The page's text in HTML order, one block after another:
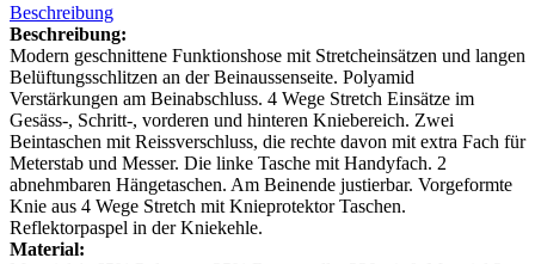
Beschreibung
Beschreibung:
Modern geschnittene Funktionshose mit Stretcheinsätzen und langen
Belüftungsschlitzen an der Beinaussenseite. Polyamid
Verstärkungen am Beinabschluss. 4 Wege Stretch Einsätze im
Gesäss-, Schritt-, vorderen und hinteren Kniebereich. Zwei
Beintaschen mit Reissverschluss, die rechte davon mit extra Fach für
Meterstab und Messer. Die linke Tasche mit Handyfach. 2
abnehmbaren Hängetaschen. Am Beinende justierbar. Vorgeformte
Knie aus 4 Wege Stretch mit Knieprotektor Taschen.
Reflektorpaspel in der Kniekehle.
Material: